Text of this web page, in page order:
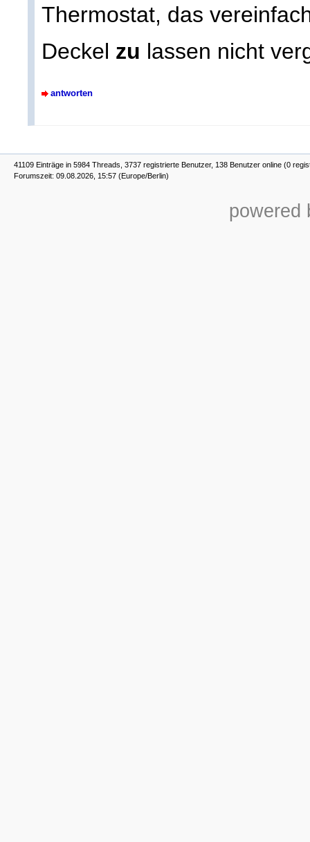
Thermostat, das
Deckel zu lassen nicht
antworten
41109 Einträge in 5984 Threads, 3737 registrierte Benutzer, 138 Benutzer online (0
Forumszeit: 09.08.2026, 15:57 (Europe/Berlin)
powered